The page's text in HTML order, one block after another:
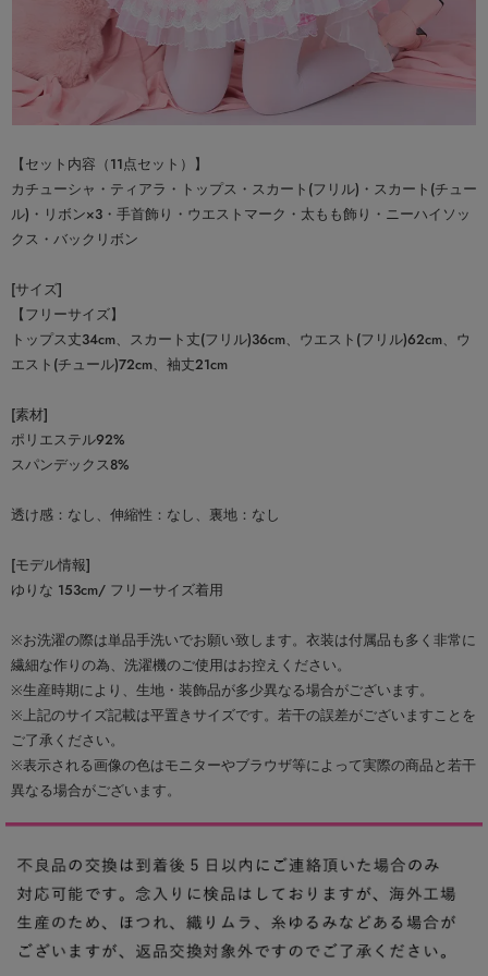
【セット内容（11点セット）】
カチューシャ・ティアラ・トップス・スカート(フリル)・スカート(チュー
ル)・リボン×3・手首飾り・ウエストマーク・太もも飾り・ニーハイソッ
クス・バックリボン
[サイズ]
【フリーサイズ】
トップス丈34cm、スカート丈(フリル)36cm、ウエスト(フリル)62cm、ウ
エスト(チュール)72cm、袖丈21cm
[素材]
ポリエステル92%
スパンデックス8%
透け感：なし、伸縮性：なし、裏地：なし
[モデル情報]
ゆりな 153cm/ フリーサイズ着用
※お洗濯の際は単品手洗いでお願い致します。衣装は付属品も多く非常に
繊細な作りの為、洗濯機のご使用はお控えください。
※生産時期により、生地・装飾品が多少異なる場合がございます。
※上記のサイズ記載は平置きサイズです。若干の誤差がございますことを
ご了承ください。
※表示される画像の色はモニターやブラウザ等によって実際の商品と若干
異なる場合がございます。